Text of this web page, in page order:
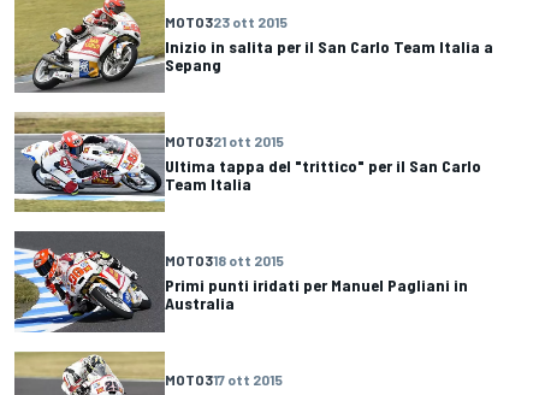
MOTO323 ott 2015
Inizio in salita per il San Carlo Team Italia a
Sepang
MOTO321 ott 2015
Ultima tappa del "trittico" per il San Carlo
Team Italia
MOTO318 ott 2015
Primi punti iridati per Manuel Pagliani in
Australia
MOTO317 ott 2015